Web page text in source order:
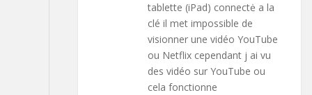
tablette (iPad) connectė a la
clé il met impossible de
visionner une vidéo YouTube
ou Netflix cependant j ai vu
des vidéo sur YouTube ou
cela fonctionne